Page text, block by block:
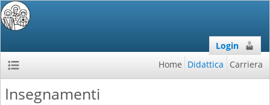
Login
Home Didattica Carriera
Insegnamenti